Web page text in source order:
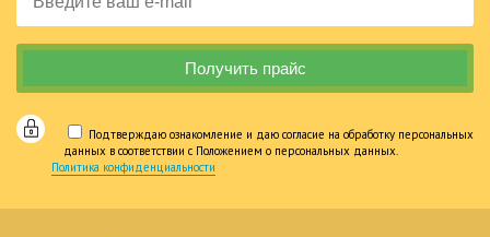
Подтверждаю ознакомление и даю согласие на обработку персональных
данных в соответствии с Положением о персональных данных.
Политика конфиденциальности